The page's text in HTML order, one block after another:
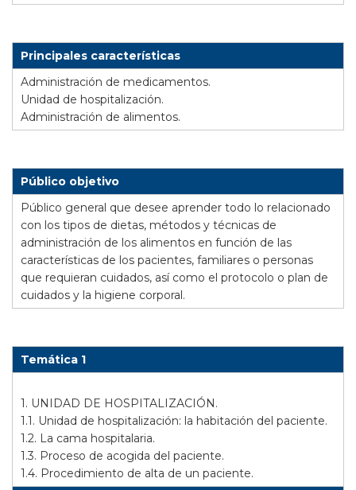
Principales características
Administración de medicamentos.
Unidad de hospitalización.
Administración de alimentos.
Público objetivo
Público general que desee aprender todo lo relacionado
con los tipos de dietas, métodos y técnicas de
administración de los alimentos en función de las
características de los pacientes, familiares o personas
que requieran cuidados, así como el protocolo o plan de
cuidados y la higiene corporal.
Temática 1
1. UNIDAD DE HOSPITALIZACIÓN.
1.1. Unidad de hospitalización: la habitación del paciente.
1.2. La cama hospitalaria.
1.3. Proceso de acogida del paciente.
1.4. Procedimiento de alta de un paciente.